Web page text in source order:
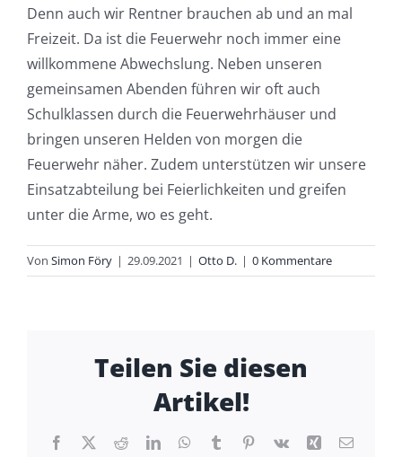
Denn auch wir Rentner brauchen ab und an mal
Freizeit. Da ist die Feuerwehr noch immer eine
willkommene Abwechslung. Neben unseren
gemeinsamen Abenden führen wir oft auch
Schulklassen durch die Feuerwehrhäuser und
bringen unseren Helden von morgen die
Feuerwehr näher. Zudem unterstützen wir unsere
Einsatzabteilung bei Feierlichkeiten und greifen
unter die Arme, wo es geht.
Von Simon Föry | 29.09.2021 | Otto D. | 0 Kommentare
Teilen Sie diesen
Artikel!
Facebook
X RedditLinkedInWhatsApp
TumblrPinterest
Vk Xing E-